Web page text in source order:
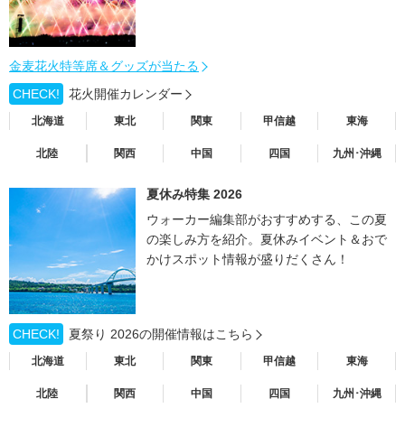
金麦花火特等席＆グッズが当たる
CHECK!
花火開催カレンダー
北海道 東北 関東 甲信越 東海
北陸 関西 中国 四国 九州･沖縄
夏休み特集 2026
ウォーカー編集部がおすすめする、この夏
の楽しみ方を紹介。夏休みイベント＆おで
かけスポット情報が盛りだくさん！
CHECK! 夏祭り 2026の開催情報はこちら
北海道 東北 関東 甲信越 東海
北陸 関西 中国 四国 九州･沖縄